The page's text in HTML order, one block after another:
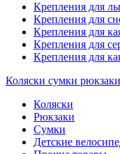
Крепления для
Крепления для
Крепления для
Крепления для
Крепления для
Коляски сумки
Коляски
Рюкзаки
Сумки
Детские